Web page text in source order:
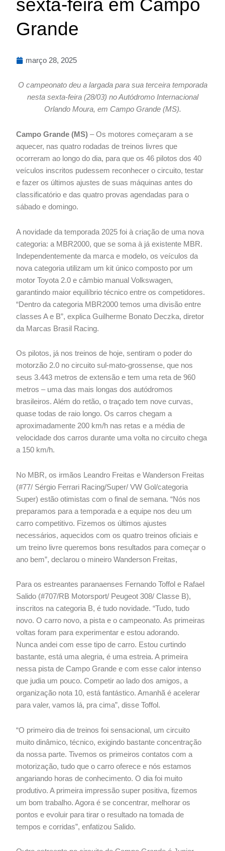
sexta-feira em Campo
Grande
março 28, 2025
O campeonato deu a largada para sua terceira temporada
nesta sexta-feira (28/03) no Autódromo Internacional
Orlando Moura, em Campo Grande (MS).
Campo Grande (MS) – Os motores começaram a se
aquecer, nas quatro rodadas de treinos livres que
ocorreram ao longo do dia, para que os 46 pilotos dos 40
veículos inscritos pudessem reconhecer o circuito, testar
e fazer os últimos ajustes de suas máquinas antes do
classificatório e das quatro provas agendadas para o
sábado e domingo.
A novidade da temporada 2025 foi à criação de uma nova
categoria: a MBR2000, que se soma à já existente MBR.
Independentemente da marca e modelo, os veículos da
nova categoria utilizam um kit único composto por um
motor Toyota 2.0 e câmbio manual Volkswagen,
garantindo maior equilíbrio técnico entre os competidores.
“Dentro da categoria MBR2000 temos uma divisão entre
classes A e B”, explica Guilherme Bonato Deczka, diretor
da Marcas Brasil Racing.
Os pilotos, já nos treinos de hoje, sentiram o poder do
motorzão 2.0 no circuito sul-mato-grossense, que nos
seus 3.443 metros de extensão e tem uma reta de 960
metros – uma das mais longas dos autódromos
brasileiros. Além do retão, o traçado tem nove curvas,
quase todas de raio longo. Os carros chegam a
aproximadamente 200 km/h nas retas e a média de
velocidade dos carros durante uma volta no circuito chega
a 150 km/h.
No MBR, os irmãos Leandro Freitas e Wanderson Freitas
(#77/ Sérgio Ferrari Racing/Super/ VW Gol/categoria
Super) estão otimistas com o final de semana. “Nós nos
preparamos para a temporada e a equipe nos deu um
carro competitivo. Fizemos os últimos ajustes
necessários, aquecidos com os quatro treinos oficiais e
um treino livre queremos bons resultados para começar o
ano bem”, declarou o mineiro Wanderson Freitas,
Para os estreantes paranaenses Fernando Toffol e Rafael
Salido (#707/RB Motorsport/ Peugeot 308/ Classe B),
inscritos na categoria B, é tudo novidade. “Tudo, tudo
novo. O carro novo, a pista e o campeonato. As primeiras
voltas foram para experimentar e estou adorando.
Nunca andei com esse tipo de carro. Estou curtindo
bastante, está uma alegria, é uma estreia. A primeira
nessa pista de Campo Grande e com esse calor intenso
que judia um pouco. Competir ao lado dos amigos, a
organização nota 10, está fantástico. Amanhã é acelerar
para valer, vamos lá, pra cima”, disse Toffol.
“O primeiro dia de treinos foi sensacional, um circuito
muito dinâmico, técnico, exigindo bastante concentração
da nossa parte. Tivemos os primeiros contatos com a
motorização, tudo que o carro oferece e nós estamos
angariando horas de conhecimento. O dia foi muito
produtivo. A primeira impressão super positiva, fizemos
um bom trabalho. Agora é se concentrar, melhorar os
pontos e evoluir para tirar o resultado na tomada de
tempos e corridas”, enfatizou Salido.